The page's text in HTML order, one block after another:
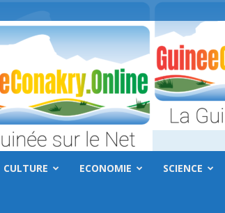
CULTURE ECONOMIE SCIENCE